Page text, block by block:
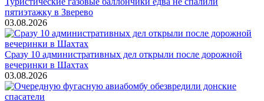
пятиэтажку в Зверево
03.08.2026
Сразу 10 административных дел открыли после дорожной
вечеринки в Шахтах
03.08.2026